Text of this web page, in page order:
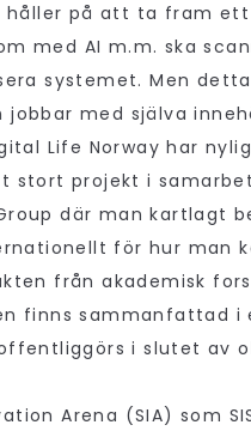
håller på att ta fram ett
med AI m.m. ska
systemet. Men
med själva
Life Norway har
stort projekt i
där man kartlagt
för hur man
från akademisk
finns sammanfattad i
i slutet av
Arena (SIA) som